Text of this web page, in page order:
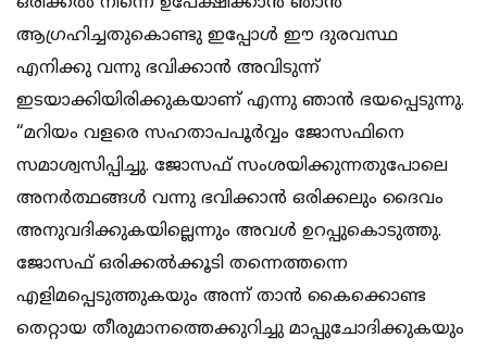
ആഗ്രഹിച്ചതുകൊണ്ടു ഇപ്പോൾ ഈ ദുരവസ്ഥ
എനിക്കു വന്നു ഭവിക്കാൻ അവിടുന്ന്
ഇടയാക്കിയിരിക്കുകയാണ് എന്നു ഞാൻ ഭയപ്പെടുന്നു.
“മറിയം വളരെ സഹതാപപൂർവ്വം ജോസഫിനെ
സമാശ്വസിപ്പിച്ചു. ജോസഫ് സംശയിക്കുന്നതുപോലെ
അനർത്ഥങ്ങൾ വന്നു ഭവിക്കാൻ ഒരിക്കലും ദൈവം
അനുവദിക്കുകയില്ലെന്നും അവൾ ഉറപ്പുകൊടുത്തു.
ജോസഫ് ഒരിക്കൽക്കൂടി തന്നെത്തന്നെ
എളിമപ്പെടുത്തുകയും അന്ന് താൻ കൈക്കൊണ്ട
തെറ്റായ തീരുമാനത്തെക്കുറിച്ചു മാപ്പുചോദിക്കുകയും